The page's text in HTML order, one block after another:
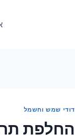
דודי שמש וחשמל
החלפת